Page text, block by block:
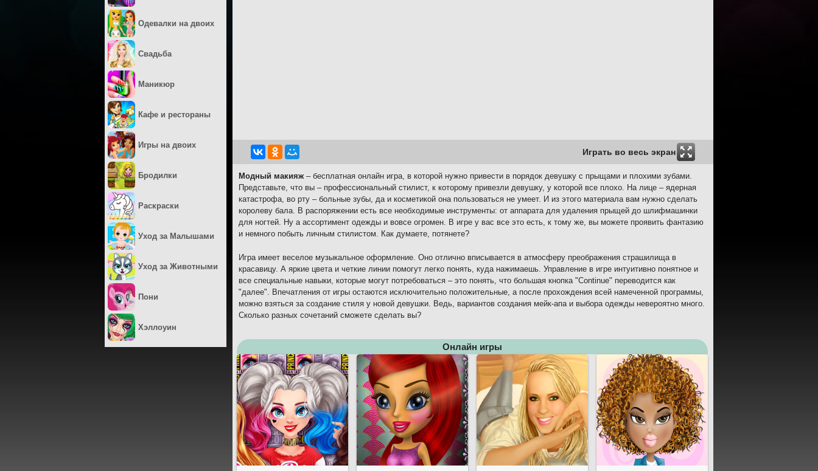
Играть во весь экран
Модный макияж – бесплатная онлайн игра, в которой нужно привести в порядок девушку с прыщами и плохими зубами.
Представьте, что вы – профессиональный стилист, к которому привезли девушку, у которой все плохо. На лице – ядерная
катастрофа, во рту – больные зубы, да и косметикой она пользоваться не умеет. И из этого материала вам нужно сделать
королеву бала. В распоряжении есть все необходимые инструменты: от аппарата для удаления прыщей до шлифмашинки
для ногтей. Ну а ассортимент одежды и вовсе огромен. В игре у вас все это есть, к тому же, вы можете проявить фантазию
и немного побыть личным стилистом. Как думаете, потянете?
Игра имеет веселое музыкальное оформление. Оно отлично вписывается в атмосферу преображения страшилища в
красавицу. А яркие цвета и четкие линии помогут легко понять, куда нажимаешь. Управление в игре интуитивно понятное и
все специальные навыки, которые могут потребоваться – это понять, что большая кнопка "Continue" переводится как
"далее". Впечатления от игры остаются исключительно положительные, а после прохождения всей намеченной программы,
можно взяться за создание стиля у новой девушки. Ведь, вариантов создания мейк-апа и выбора одежды невероятно много.
Сколько разных сочетаний сможете сделать вы?
Онлайн игры
Одевалки на двоих
Свадьба
Маникюр
Кафе и рестораны
Игры на двоих
Бродилки
Раскраски
Уход за Малышами
Уход за Животными
Пони
Хэллоуин